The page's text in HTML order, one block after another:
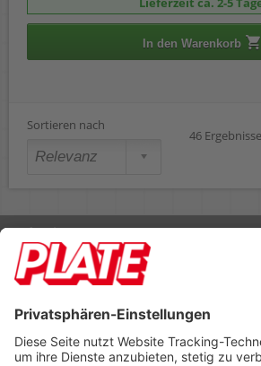
In den Warenkorb
Sortieren nach
46 Ergebnisse
Rufen Sie uns an 04298 401-0
Lieferbedingungen Impressum
Footer anzeigen
PLATE Büromaterial Vertriebs GmbH